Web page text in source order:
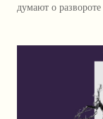
думают о